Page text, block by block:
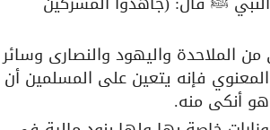
الملاحدة واليهود والنصارى وسائر
فإنه يتعين على المسلمين أن
هو أنكى منه.